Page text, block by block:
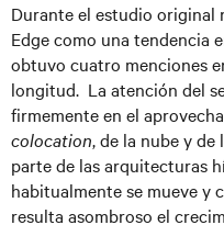
Durante el estudio original
Edge como una tendencia
obtuvo cuatro menciones
longitud. La atención del
firmemente en el
colocation, de la nube y de
parte de las arquitecturas
habitualmente se mueve y
resulta asombroso el